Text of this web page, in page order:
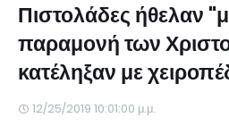
Πιστολάδες ήθελαν
παραμονή των
κατέληξαν με
12/25/2019 10:01:00 μ.μ.